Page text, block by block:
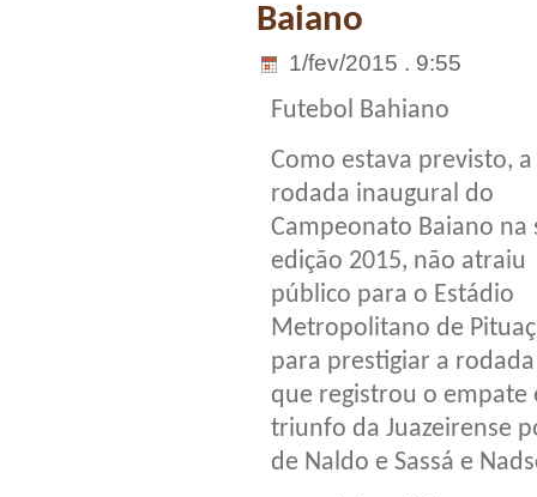
Baiano
1/fev/2015 . 9:55
Futebol Bahiano
Como estava previsto, a
rodada inaugural do
Campeonato Baiano na
edição 2015, não atraiu
público para o Estádio
Metropolitano de
para prestigiar a
que registrou o empate
triunfo da Juazeirense
de Naldo e Sassá e